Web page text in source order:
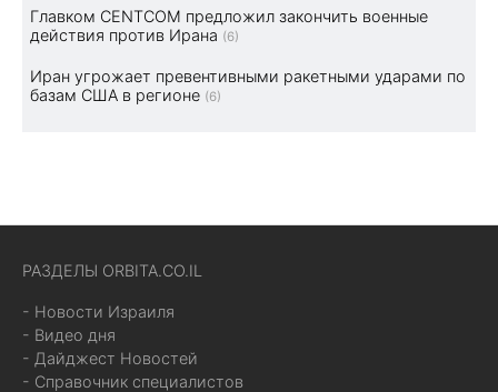
Главком CENTCOM предложил закончить военные
действия против Ирана (6)
Иран угрожает превентивными ракетными ударами по
базам США в регионе (6)
РАЗДЕЛЫ ORBITA.CO.IL
- Новости Израиля
- Видео дня
- Дайджест Новостей
- Справочник специалистов